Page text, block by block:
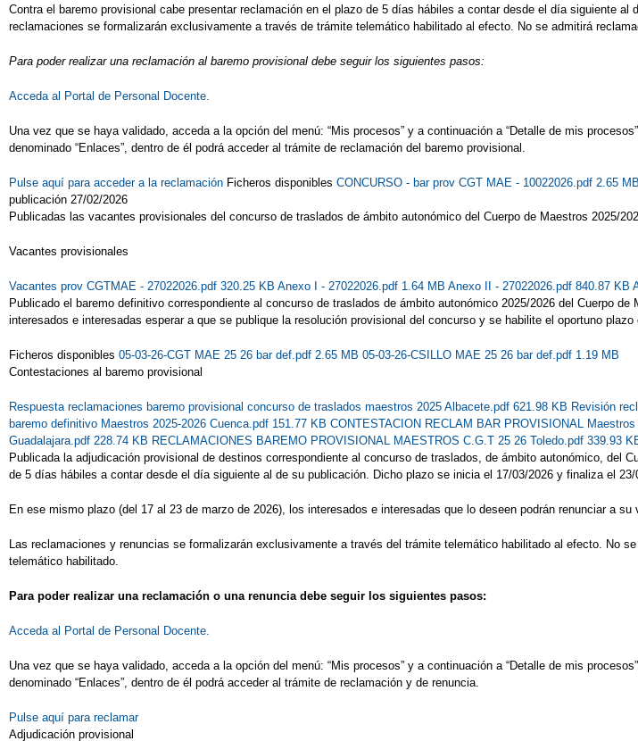
Contra el baremo provisional cabe presentar reclamación en el plazo de 5 días hábiles a contar desde el día siguiente
reclamaciones se formalizarán exclusivamente a través de trámite telemático habilitado al efecto. No se admitirá
Para poder realizar una reclamación al baremo provisional debe seguir los siguientes pasos:
Acceda al Portal de Personal Docente.
Una vez que se haya validado, acceda a la opción del menú: “Mis procesos” y a continuación a “Detalle de mis
denominado “Enlaces”, dentro de él podrá acceder al trámite de reclamación del baremo provisional.
Pulse aquí para acceder a la reclamación Ficheros disponibles CONCURSO - bar prov CGT MAE - 10022026.pdf 2.65 MB
publicación 27/02/2026
Publicadas las vacantes provisionales del concurso de traslados de ámbito autonómico del Cuerpo de Maestros 2025/
Vacantes provisionales
Vacantes prov CGTMAE - 27022026.pdf 320.25 KB Anexo I - 27022026.pdf 1.64 MB Anexo II - 27022026.pdf 840.87 KB
Publicado el baremo definitivo correspondiente al concurso de traslados de ámbito autonómico 2025/2026 del Cuerpo
interesados e interesadas esperar a que se publique la resolución provisional del concurso y se habilite el oportuno plazo
Ficheros disponibles 05-03-26-CGT MAE 25 26 bar def.pdf 2.65 MB 05-03-26-CSILLO MAE 25 26 bar def.pdf 1.19 MB
Contestaciones al baremo provisional
Respuesta reclamaciones baremo provisional concurso de traslados maestros 2025 Albacete.pdf 621.98 KB Revisión
baremo definitivo Maestros 2025-2026 Cuenca.pdf 151.77 KB CONTESTACION RECLAM BAR PROVISIONAL
Guadalajara.pdf 228.74 KB RECLAMACIONES BAREMO PROVISIONAL MAESTROS C.G.T 25 26 Toledo.pdf 339.93
Publicada la adjudicación provisional de destinos correspondiente al concurso de traslados, de ámbito autonómico, del
de 5 días hábiles a contar desde el día siguiente al de su publicación. Dicho plazo se inicia el 17/03/2026 y finaliza el 23/
En ese mismo plazo (del 17 al 23 de marzo de 2026), los interesados e interesadas que lo deseen podrán renunciar a su
Las reclamaciones y renuncias se formalizarán exclusivamente a través del trámite telemático habilitado al efecto. No
telemático habilitado.
Para poder realizar una reclamación o una renuncia debe seguir los siguientes pasos:
Acceda al Portal de Personal Docente.
Una vez que se haya validado, acceda a la opción del menú: “Mis procesos” y a continuación a “Detalle de mis
denominado “Enlaces”, dentro de él podrá acceder al trámite de reclamación y de renuncia.
Pulse aquí para reclamar
Adjudicación provisional